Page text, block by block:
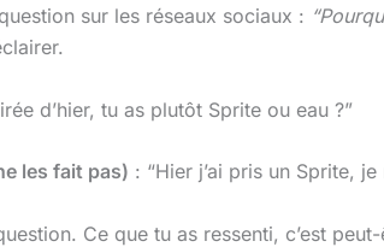
sur les réseaux sociaux :
d’hier, tu as plutôt Sprite ou eau ?”
les fait pas) : “Hier j’ai pris un Sprite,
Ce que tu as ressenti, c’est